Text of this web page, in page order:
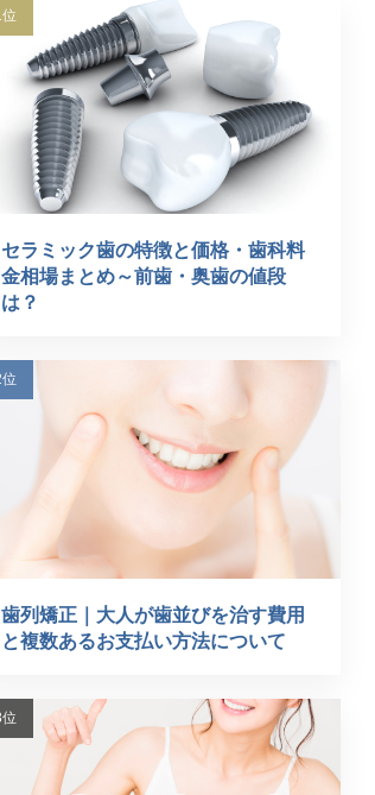
セラミック歯の特徴と価格・歯科料
金相場まとめ～前歯・奥歯の値段
は？
歯列矯正｜大人が歯並びを治す費用
と複数あるお支払い方法について